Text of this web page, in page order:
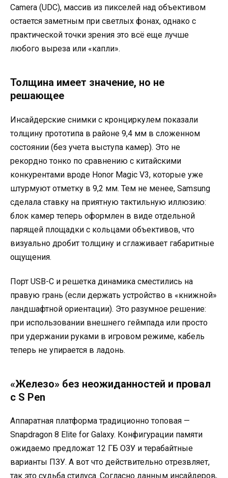
Camera (UDC), массив из пикселей над объективом
остается заметным при светлых фонах, однако с
практической точки зрения это всё еще лучше
любого выреза или «капли».
Толщина имеет значение, но не
решающее
Инсайдерские снимки с кронциркулем показали
толщину прототипа в районе 9,4 мм в сложенном
состоянии (без учета выступа камер). Это не
рекордно тонко по сравнению с китайскими
конкурентами вроде Honor Magic V3, которые уже
штурмуют отметку в 9,2 мм. Тем не менее, Samsung
сделала ставку на приятную тактильную иллюзию:
блок камер теперь оформлен в виде отдельной
парящей площадки с кольцами объективов, что
визуально дробит толщину и сглаживает габаритные
ощущения.
Порт USB-C и решетка динамика сместились на
правую грань (если держать устройство в «книжной»
ландшафтной ориентации). Это разумное решение:
при использовании внешнего геймпада или просто
при удержании руками в игровом режиме, кабель
теперь не упирается в ладонь.
«Железо» без неожиданностей и провал
с S Pen
Аппаратная платформа традиционно топовая —
Snapdragon 8 Elite for Galaxy. Конфигурации памяти
ожидаемо предложат 12 ГБ ОЗУ и терабайтные
варианты ПЗУ. А вот что действительно отрезвляет,
так это судьба стилуса. Согласно данным инсайдеров,